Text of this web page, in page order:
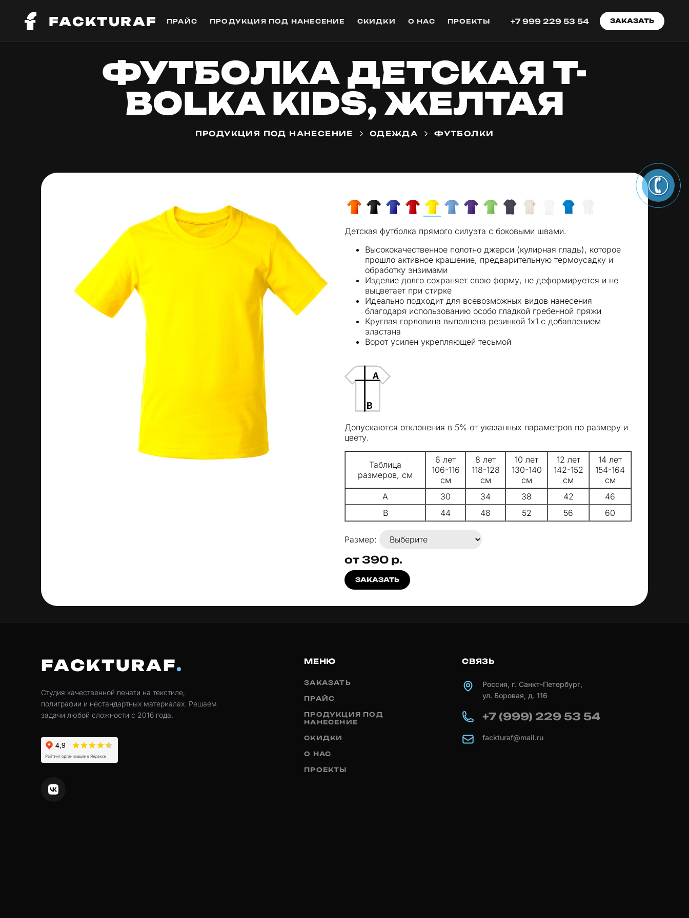
FACKTURAF ПРАЙС ПРОДУКЦИЯ ПОД НАНЕСЕНИЕ СКИДКИ О НАС ПРОЕКТЫ +7 999 229 53 54 ЗАКАЗАТЬ
ФУТБОЛКА ДЕТСКАЯ T-
BOLKA KIDS, ЖЕЛТАЯ
ПРОДУКЦИЯ ПОД НАНЕСЕНИЕ ОДЕЖДА ФУТБОЛКИ
Детская футболка прямого силуэта с боковыми швами.
Высококачественное полотно джерси (кулирная гладь), которое
прошло активное крашение, предварительную термоусадку и
обработку энзимами
Изделие долго сохраняет свою форму, не деформируется и не
выцветает при стирке
Идеально подходит для всевозможных видов нанесения
благодаря использованию особо гладкой гребенной пряжи
Круглая горловина выполнена резинкой 1x1 с добавлением
эластана
Ворот усилен укрепляющей тесьмой
Допускаются отклонения в 5% от указанных параметров по размеру и
цвету.
Таблица
размеров, см
6 лет
106-116
см
8 лет
118-128
см
10 лет
130-140
см
12 лет
142-152
см
14 лет
154-164
см
A
30 34 38 42
46
B
44 48 52 56 60
Размер:
от 390 р.
ЗАКАЗАТЬ
FACKTURAF
Студия качественной печати на текстиле,
полиграфии и нестандартных материалах. Решаем
задачи любой сложности с 2016 года.
МЕНЮ
ЗАКАЗАТЬ
ПРАЙС
ПРОДУКЦИЯ ПОД
НАНЕСЕНИЕ
СКИДКИ
О НАС
ПРОЕКТЫ
СВЯЗЬ
Россия, г. Санкт-Петербург,
ул. Боровая, д. 116
+7 (999) 229 53 54
fackturaf@mail.ru